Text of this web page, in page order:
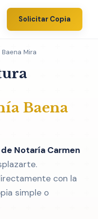
Solicitar Copia
Mira
Baena
Notaría Carmen
con la
simple o